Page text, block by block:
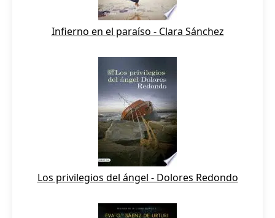
Infierno en el paraíso - Clara Sánchez
Los privilegios del ángel - Dolores Redondo